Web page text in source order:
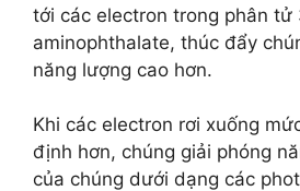
tới các electron trong phân tử
aminophthalate, thúc đẩy
năng lượng cao hơn.
Khi các electron rơi xuống
định hơn, chúng giải phóng
của chúng dưới dạng các